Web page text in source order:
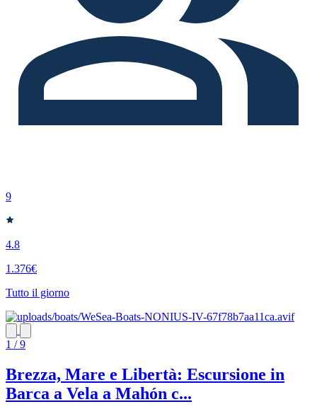
9
4.8
1.376€
Tutto il giorno
1 / 9
Brezza, Mare e Libertà: Escursione in
Barca a Vela a Mahón c...